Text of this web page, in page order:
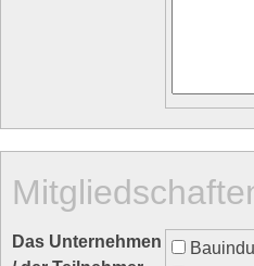
Das Unternehmen